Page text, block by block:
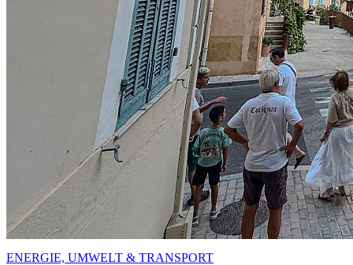
ENERGIE, UMWELT & TRANSPORT